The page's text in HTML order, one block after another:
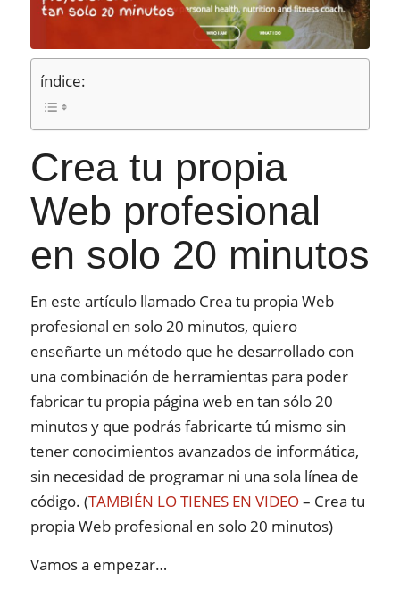
índice:
Crea tu propia
Web profesional
en solo 20 minutos
En este artículo llamado Crea tu propia Web
profesional en solo 20 minutos, quiero
enseñarte un método que he desarrollado con
una combinación de herramientas para poder
fabricar tu propia página web en tan sólo 20
minutos y que podrás fabricarte tú mismo sin
tener conocimientos avanzados de informática,
sin necesidad de programar ni una sola línea de
código. (TAMBIÉN LO TIENES EN VIDEO– Crea tu
propia Web profesional en solo 20 minutos)
Vamos a empezar…